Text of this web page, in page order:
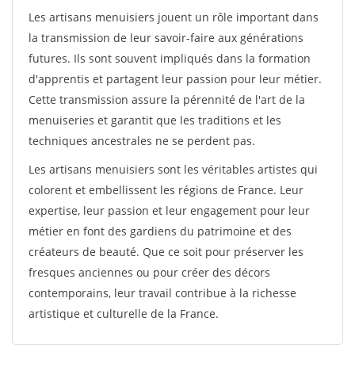
Les artisans menuisiers jouent un rôle important dans
la transmission de leur savoir-faire aux générations
futures. Ils sont souvent impliqués dans la formation
d'apprentis et partagent leur passion pour leur métier.
Cette transmission assure la pérennité de l'art de la
menuiseries et garantit que les traditions et les
techniques ancestrales ne se perdent pas.
Les artisans menuisiers sont les véritables artistes qui
colorent et embellissent les régions de France. Leur
expertise, leur passion et leur engagement pour leur
métier en font des gardiens du patrimoine et des
créateurs de beauté. Que ce soit pour préserver les
fresques anciennes ou pour créer des décors
contemporains, leur travail contribue à la richesse
artistique et culturelle de la France.